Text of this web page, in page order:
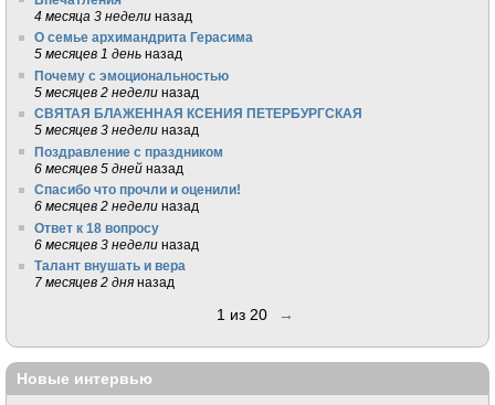
4 месяца 3 недели назад
О семье архимандрита Герасима
5 месяцев 1 день назад
Почему с эмоциональностью
5 месяцев 2 недели назад
СВЯТАЯ БЛАЖЕННАЯ КСЕНИЯ ПЕТЕРБУРГСКАЯ
5 месяцев 3 недели назад
Поздравление с праздником
6 месяцев 5 дней назад
Спасибо что прочли и оценили!
6 месяцев 2 недели назад
Ответ к 18 вопросу
6 месяцев 3 недели назад
Талант внушать и вера
7 месяцев 2 дня назад
1 из 20 →
Новые интервью